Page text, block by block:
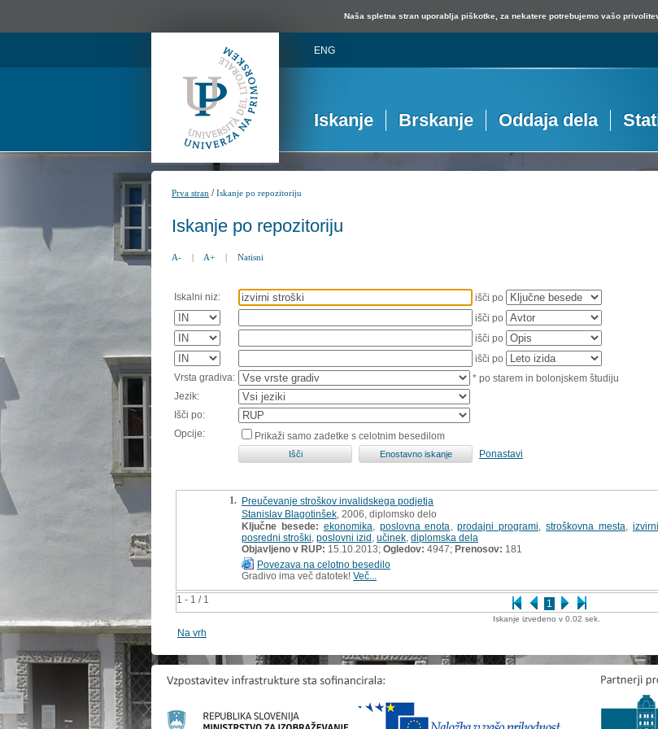
Naša spletna stran uporablja piškotke, za nekatere potrebujemo vašo
ENG
Iskanje Brskanje Oddaja dela
Prva stran /Iskanje po repozitoriju
Iskanje po repozitoriju
A- | A+ | Natisni
Iskalni niz:
išči po
išči po
išči po
išči po
Vrsta gradiva:
* po starem in bolonjskem študiju
Jezik:
Išči po:
Opcije:
Prikaži samo zadetke s celotnim besedilom
Ponastavi
1 - 1 / 1 1
1. Preučevanje stroškov invalidskega podjetja
Stanislav Blagotinšek , 2006, diplomsko delo
Ključne besede: ekonomika poslovna enota ,prodajni programi ,stroškovna mesta
posredni stroški poslovni izid učinek diplomska dela
Objavljeno v RUP: 15.10.2013; Ogledov: 4947; Prenosov: 181
Povezava na celotno besedilo
Gradivo ima več datotek! Več...
Iskanje izvedeno v 0.02 sek.
Na vrh